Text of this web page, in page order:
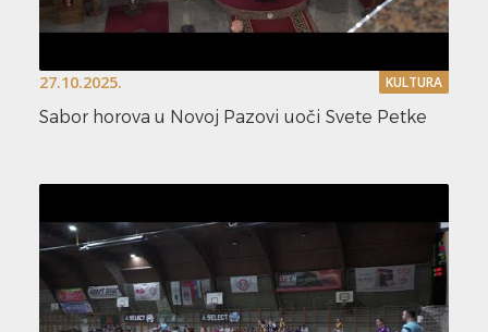
27.10.2025. KULTURA
Sabor horova u Novoj Pazovi uoči Svete Petke